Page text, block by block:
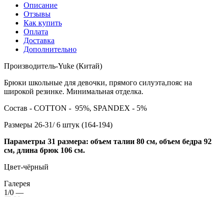
Описание
Отзывы
Как купить
Оплата
Доставка
Дополнительно
Производитель-Yuke (Китай)
Брюки школьные для девочки, прямого силуэта,пояс на
широкой резинке. Минимальная отделка.
Состав - COTTON - 95%, SPANDEX - 5%
Размеры 26-31/ 6 штук (164-194)
Параметры 31 размера: объем талии 80 см, объем бедра 92
см, длина брюк 106 см.
Цвет-чёрный
Галерея
1/0 —